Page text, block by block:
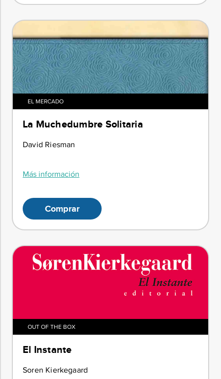
EL MERCADO
La Muchedumbre Solitaria
David Riesman
Más información
Comprar
OUT OF THE BOX
El Instante
Soren Kierkegaard